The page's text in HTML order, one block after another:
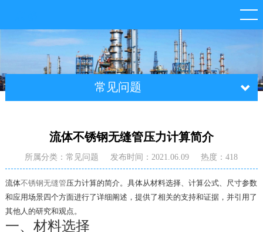
常见问题
流体不锈钢无缝管压力计算简介
所属分类：常见问题 发布时间：2021.06.09 热度：418
流体不锈钢无缝管压力计算的简介。具体从材料选择、计算公式、尺寸参数
和应用场景四个方面进行了详细阐述，提供了相关的支持和证据，并引用了
其他人的研究和观点。
一、材料选择